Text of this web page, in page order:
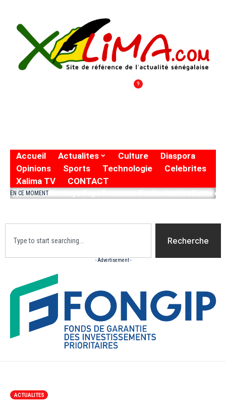
9
Accueil Actualites Culture
Diaspora
Opinions
Sports Technologie
Celebrites
Xalima TV
CONTACT
EN CE MOMENTDiomaye FayeOusmane SonkoJustice2eme
Recherche
- Advertisement -
ACTUALITES